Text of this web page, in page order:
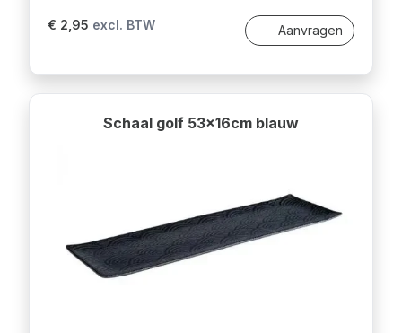
€ 2,95 excl. BTW Aanvragen
Schaal golf 53x16cm blauw